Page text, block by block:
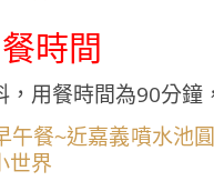
時間
用餐時間為90分鐘